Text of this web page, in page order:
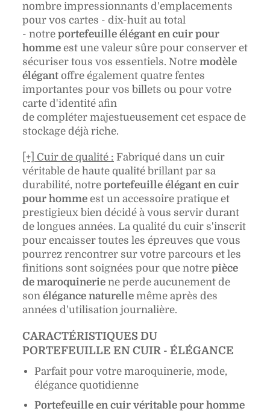
nombre impressionnants d'emplacements
pour vos cartes - dix-huit au total
- notre portefeuille élégant en cuir pour
homme est une valeur sûre pour conserver et
sécuriser tous vos essentiels. Notre modèle
élégant offre également quatre fentes
importantes pour vos billets ou pour votre
carte d'identité afin
de compléter majestueusement cet espace de
stockage déjà riche.
[+] Cuir de qualité : Fabriqué dans un cuir
véritable de haute qualité brillant par sa
durabilité, notre portefeuille élégant en cuir
pour homme est un accessoire pratique et
prestigieux bien décidé à vous servir durant
de longues années. La qualité du cuir s'inscrit
pour encaisser toutes les épreuves que vous
pourrez rencontrer sur votre parcours et les
finitions sont soignées pour que notre pièce
de maroquinerie ne perde aucunement de
son élégance naturelle même après des
années d'utilisation journalière.
CARACTÉRISTIQUES DU
PORTEFEUILLE EN CUIR - ÉLÉGANCE
Parfait pour votre maroquinerie, mode,
élégance quotidienne
Portefeuille en cuir véritable pour homme